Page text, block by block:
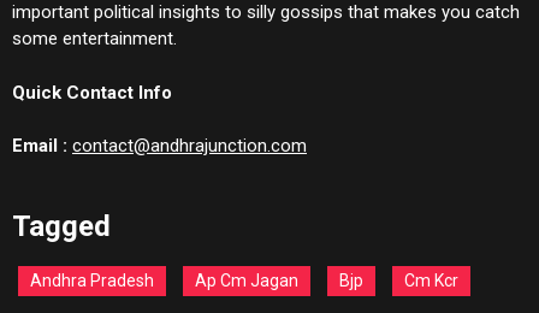
important political insights to silly gossips that makes you catch
some entertainment.
Quick Contact Info
Email : contact@andhrajunction.com
Tagged
Andhra Pradesh Ap Cm Jagan Bjp Cm Kcr